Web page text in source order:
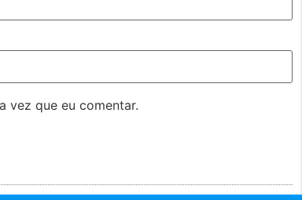
vez que eu comentar.